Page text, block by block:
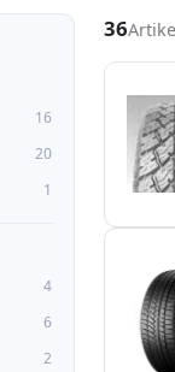
16
20
1
4
6
2
36